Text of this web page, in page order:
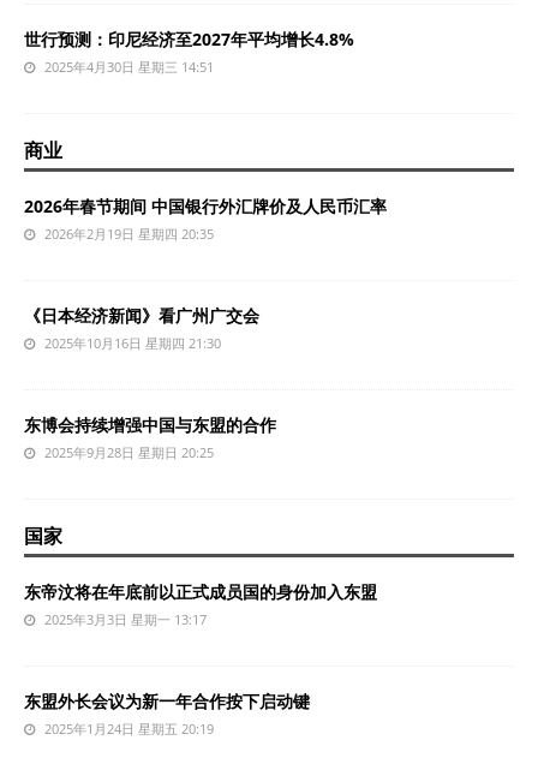
世行预测：印尼经济至2027年平均增长4.8%
2025年4月30日 星期三 14:51
商业
2026年春节期间 中国银行外汇牌价及人民币汇率
2026年2月19日 星期四 20:35
《日本经济新闻》看广州广交会
2025年10月16日 星期四 21:30
东博会持续增强中国与东盟的合作
2025年9月28日 星期日 20:25
国家
东帝汶将在年底前以正式成员国的身份加入东盟
2025年3月3日 星期一 13:17
东盟外长会议为新一年合作按下启动键
2025年1月24日 星期五 20:19